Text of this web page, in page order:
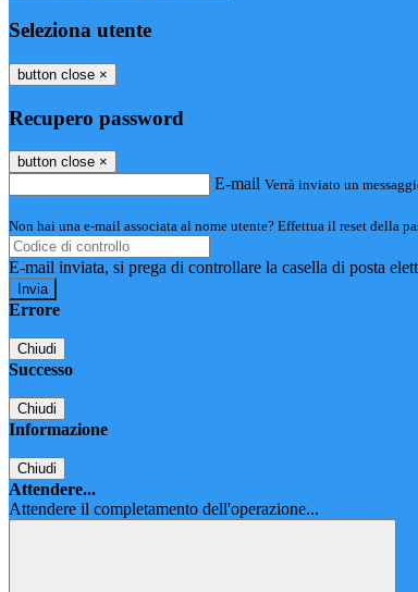
Seleziona utente
button close ×
Recupero password
button close ×
E-mail Verrà inviato un
Non hai una e-mail associata al nome utente? Effettua il reset della
E-mail inviata, si prega di controllare la casella di posta
Errore
Chiudi
Successo
Chiudi
Informazione
Chiudi
Attendere...
Attendere il completamento dell'operazione...